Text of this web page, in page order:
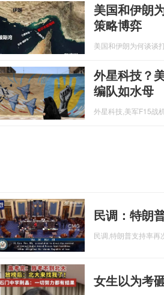
美国和伊朗
策略博弈
美国和伊朗为何谈谈
外星科技？
编队如水母
外星科技,美军F15战
民调：特朗
民调,特朗普支持率再
女生以为考